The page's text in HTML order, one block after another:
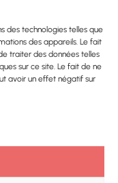
des technologies telles que
des appareils. Le fait
traiter des données telles
sur ce site. Le fait de ne
avoir un effet négatif sur
erreur ou
par
de